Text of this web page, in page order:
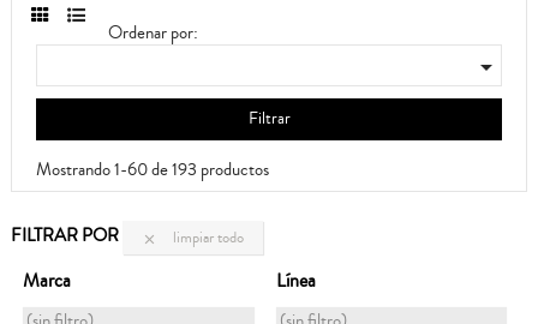
Ordenar por:

Filtrar
Mostrando 1-60 de 193 productos
FILTRAR POR  limpiar todo
Marca Línea